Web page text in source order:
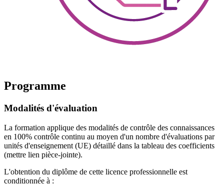
Programme
Modalités d'évaluation
La formation applique des modalités de contrôle des connaissances
en 100% contrôle continu au moyen d'un nombre d'évaluations par
unités d'enseignement (UE) détaillé dans la tableau des coefficients
(mettre lien pièce-jointe).
L'obtention du diplôme de cette licence professionnelle est
conditionnée à :